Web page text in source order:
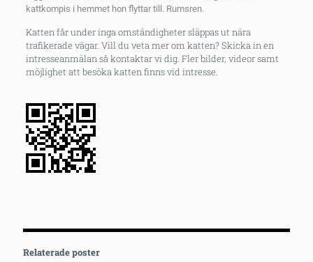
kattkompis i hemmet hon flyttar till. Rumsren.
Katten får under inga omständigheter släppas ut nära
trafikerade vägar. Vill du veta mer om katten? Skicka in en
intresseanmälan så kontaktar vi dig. Fler bilder, videor samt
möjlighet att besöka katten finns vid intresse.
Relaterade poster